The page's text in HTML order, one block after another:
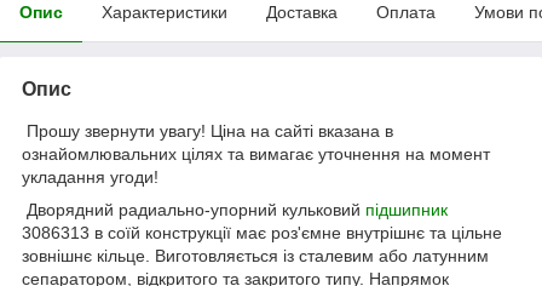
Опис Характеристики Доставка Оплата Умови
Опис
Прошу звернути увагу! Ціна на сайті вказана в
ознайомлювальних цілях та вимагає уточнення на момент
укладання угоди!
Дворядний радиально-упорний кульковий підшипник
3086313 в соїй конструкції має роз'ємне внутрішнє та цільне
зовнішнє кільце. Виготовляється із сталевим або латунним
сепаратором, відкритого та закритого типу. Напрямок